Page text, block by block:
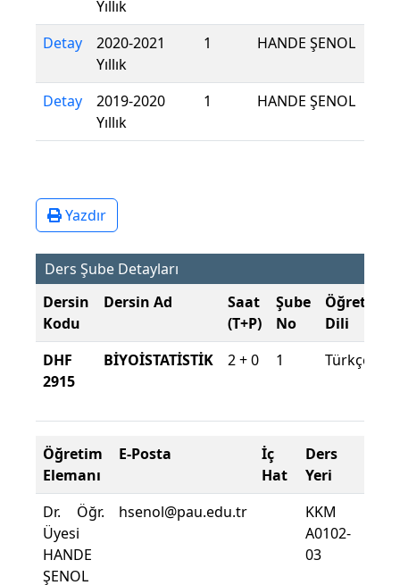
Yıllık
Detay
2020-2021
Yıllık
1 HANDE ŞENOL
Detay
2019-2020
Yıllık
1 HANDE ŞENOL
Yazdır
Ders Şube Detayları
Dersin
Kodu
Dersin Ad
Saat
(T+P)
Şube
No
Öğretim
Dili
DHF
2915
BİYOİSTATİSTİK 2 + 0 1 Türkçe
Öğretim
Elemanı
E-Posta
İç
Hat
Ders
Yeri
Dr. Öğr.
Üyesi
HANDE
ŞENOL
hsenol@pau.edu.tr
KKM
A0102-
03